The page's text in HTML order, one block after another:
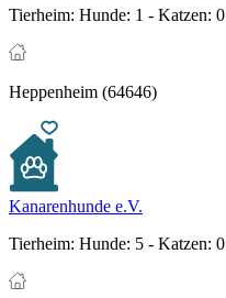
Tierheim: Hunde: 1 - Katzen: 0
Heppenheim (64646)
Kanarenhunde e.V.
Tierheim: Hunde: 5 - Katzen: 0